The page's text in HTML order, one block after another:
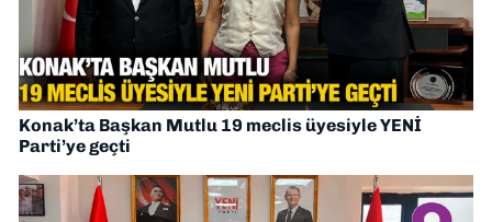
Konak’ta Başkan Mutlu 19 meclis üyesiyle YENİ
Parti’ye geçti